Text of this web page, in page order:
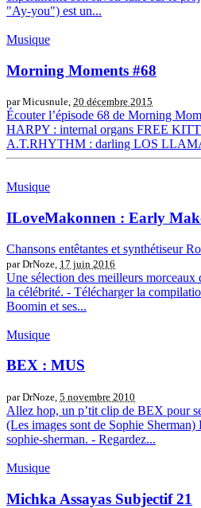
"Ay-you") est un...
Musique
Morning Moments #68
par Micusnule, 20 décembre 2015
Écouter l’épisode 68 de Morning
HARPY : internal organs FREE
A.T.RHYTHM : darling LOS
Musique
ILoveMakonnen : Early
Chansons entêtantes et synthétiseur
par DrNoze, 17 juin 2016
Une sélection des meilleurs
la célébrité. - Télécharger la
Boomin et ses...
Musique
BEX : MUS
par DrNoze, 5 novembre 2010
Allez hop, un p’tit clip de BEX pour
(Les images sont de Sophie
sophie-sherman. - Regardez...
Musique
Michka Assayas Subjectif 21